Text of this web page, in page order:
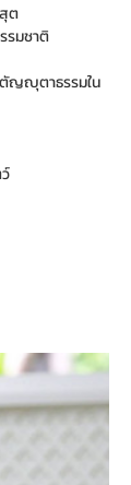
ต
รมชาติ
ญญุตาธรรมใน